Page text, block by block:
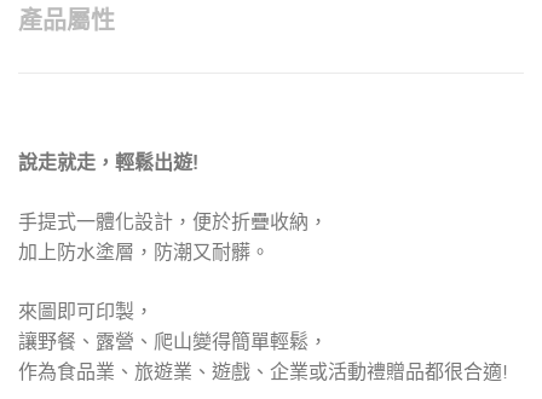
產品屬性
說走就走，輕鬆出遊!
手提式一體化設計，便於折疊收納，
加上防水塗層，防潮又耐髒。
來圖即可印製，
讓野餐、露營、爬山變得簡單輕鬆，
作為食品業、旅遊業、遊戲、企業或活動禮贈品都很合適!